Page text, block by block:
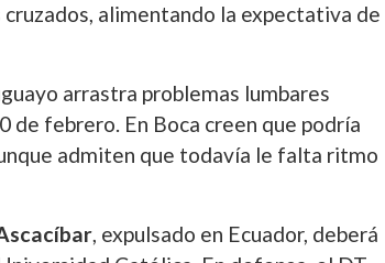
alimentando la expectativa de
arrastra problemas lumbares
de febrero. En Boca creen que podría
admiten que todavía le falta ritmo
, expulsado en Ecuador, deberá